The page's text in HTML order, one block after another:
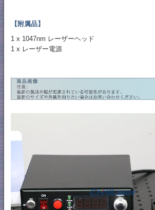
【附属品】
1 x 1047nm レーザーヘッド
1 x レーザー電源